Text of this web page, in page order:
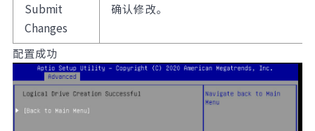
Submit
Changes
确认修改。
配置成功